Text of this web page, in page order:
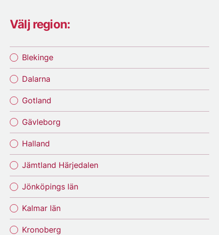
Välj region:
Blekinge
Dalarna
Gotland
Gävleborg
Halland
Jämtland Härjedalen
Jönköpings län
Kalmar län
Kronoberg